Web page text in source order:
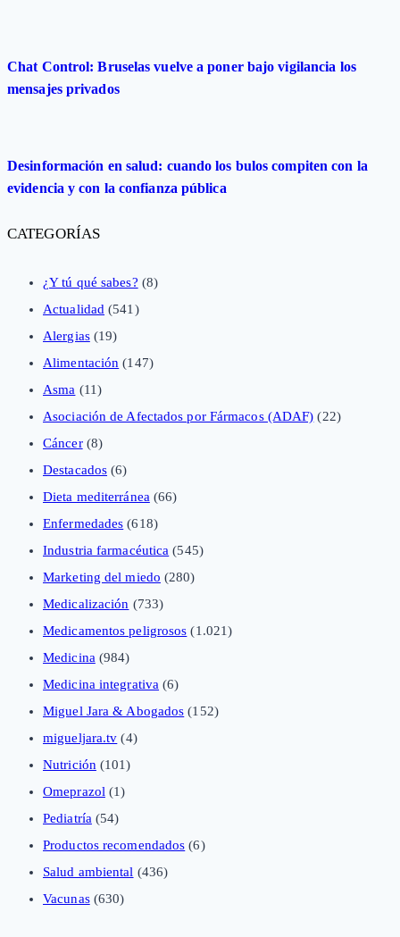
Chat Control: Bruselas vuelve a poner bajo vigilancia los
mensajes privados
Desinformación en salud: cuando los bulos compiten con la
evidencia y con la confianza pública
CATEGORÍAS
¿Y tú qué sabes? (8)
Actualidad (541)
Alergias(19)
Alimentación (147)
Asma (11)
Asociación de Afectados por Fármacos (ADAF) (22)
Cáncer(8)
Destacados (6)
Dieta mediterránea (66)
Enfermedades (618)
Industria farmacéutica (545)
Marketing del miedo (280)
Medicalización (733)
Medicamentos peligrosos (1.021)
Medicina (984)
Medicina integrativa (6)
Miguel Jara & Abogados (152)
migueljara.tv (4)
Nutrición (101)
Omeprazol (1)
Pediatría (54)
Productos recomendados (6)
Salud ambiental (436)
Vacunas(630)